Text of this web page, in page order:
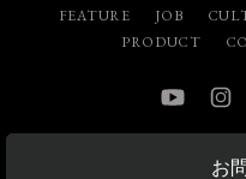
FEATURE JOB
PRODUCT
YouTube
お